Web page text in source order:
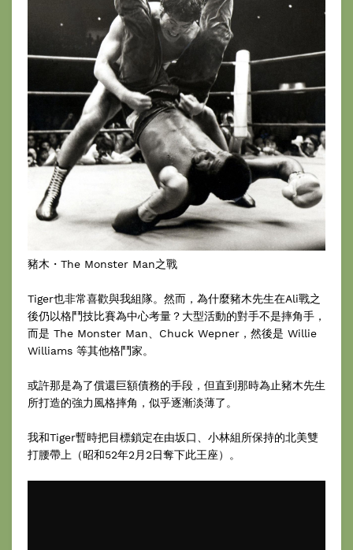
豬木・The Monster Man之戰
Tiger也非常喜歡與我組隊。然而，為什麼豬木先生在Ali戰之
後仍以格鬥技比賽為中心考量？大型活動的對手不是摔角手，
而是 The Monster Man、Chuck Wepner，然後是 Willie
Williams 等其他格鬥家。
或許那是為了償還巨額債務的手段，但直到那時為止豬木先生
所打造的強力風格摔角，似乎逐漸淡薄了。
我和Tiger暫時把目標鎖定在由坂口、小林組所保持的北美雙
打腰帶上（昭和52年2月2日奪下此王座）。